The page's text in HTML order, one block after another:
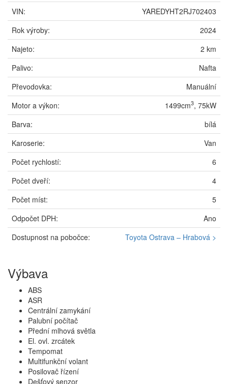
VIN:
YAREDYHT2RJ702403
Rok výroby:
2024
Najeto:
2 km
Palivo:
Nafta
Převodovka:
Manuální
Motor a výkon:
1499cm3, 75kW
Barva:
bílá
Karoserie:
Van
Počet rychlostí:
6
Počet dveří:
4
Počet míst:
5
Odpočet DPH:
Ano
Dostupnost na pobočce:
Toyota Ostrava – Hrabová >
Výbava
ABS
ASR
Centrální zamykání
Palubní počítač
Přední mlhová světla
El. ovl. zrcátek
Tempomat
Multifunkční volant
Posilovač řízení
Dešťový senzor